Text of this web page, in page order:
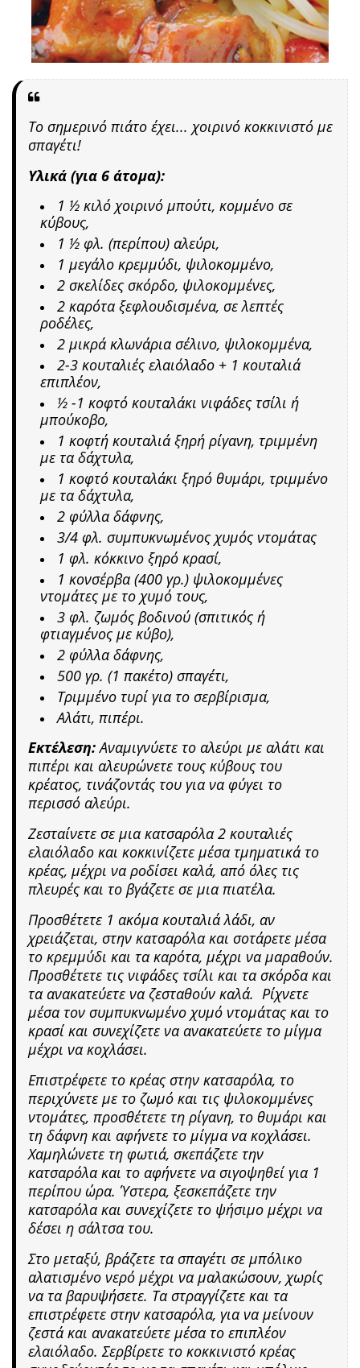
Το σημερινό πιάτο έχει... χοιρινό κοκκινιστό με
σπαγέτι!
Υλικά (για 6 άτομα):
1 ½ κιλό χοιρινό μπούτι, κομμένο σε
κύβους,
1 ½ φλ. (περίπου) αλεύρι,
1 μεγάλο κρεμμύδι, ψιλοκομμένο,
2 σκελίδες σκόρδο, ψιλοκομμένες,
2 καρότα ξεφλουδισμένα, σε λεπτές
ροδέλες,
2 μικρά κλωνάρια σέλινο, ψιλοκομμένα,
2-3 κουταλιές ελαιόλαδο + 1 κουταλιά
επιπλέον,
½ -1 κοφτό κουταλάκι νιφάδες τσίλι ή
μπούκοβο,
1 κοφτή κουταλιά ξηρή ρίγανη, τριμμένη
με τα δάχτυλα,
1 κοφτό κουταλάκι ξηρό θυμάρι, τριμμένο
με τα δάχτυλα,
2 φύλλα δάφνης,
3/4 φλ. συμπυκνωμένος χυμός ντομάτας
1 φλ. κόκκινο ξηρό κρασί,
1 κονσέρβα (400 γρ.) ψιλοκομμένες
ντομάτες με το χυμό τους,
3 φλ. ζωμός βοδινού (σπιτικός ή
φτιαγμένος με κύβο),
2 φύλλα δάφνης,
500 γρ. (1 πακέτο) σπαγέτι,
Τριμμένο τυρί για το σερβίρισμα,
Αλάτι, πιπέρι.
Εκτέλεση:Αναμιγνύετε το αλεύρι με αλάτι και
πιπέρι και αλευρώνετε τους κύβους του
κρέατος, τινάζοντάς του για να φύγει το
περισσό αλεύρι.
Ζεσταίνετε σε μια κατσαρόλα 2 κουταλιές
ελαιόλαδο και κοκκινίζετε μέσα τμηματικά το
κρέας, μέχρι να ροδίσει καλά, από όλες τις
πλευρές και το βγάζετε σε μια πιατέλα.
Προσθέτετε 1 ακόμα κουταλιά λάδι, αν
χρειάζεται, στην κατσαρόλα και σοτάρετε μέσα
το κρεμμύδι και τα καρότα, μέχρι να μαραθούν.
Προσθέτετε τις νιφάδες τσίλι και τα σκόρδα και
τα ανακατεύετε να ζεσταθούν καλά. Ρίχνετε
μέσα τον συμπυκνωμένο χυμό ντομάτας και το
κρασί και συνεχίζετε να ανακατεύετε το μίγμα
μέχρι να κοχλάσει.
Επιστρέφετε το κρέας στην κατσαρόλα, το
περιχύνετε με το ζωμό και τις ψιλοκομμένες
ντομάτες, προσθέτετε τη ρίγανη, το θυμάρι και
τη δάφνη και αφήνετε το μίγμα να κοχλάσει.
Χαμηλώνετε τη φωτιά, σκεπάζετε την
κατσαρόλα και το αφήνετε να σιγοψηθεί για 1
περίπου ώρα. Ύστερα, ξεσκεπάζετε την
κατσαρόλα και συνεχίζετε το ψήσιμο μέχρι να
δέσει η σάλτσα του.
Στο μεταξύ, βράζετε τα σπαγέτι σε μπόλικο
αλατισμένο νερό μέχρι να μαλακώσουν, χωρίς
να τα βαρυψήσετε. Τα στραγγίζετε και τα
επιστρέφετε στην κατσαρόλα, για να μείνουν
ζεστά και ανακατεύετε μέσα το επιπλέον
ελαιόλαδο. Σερβίρετε το κοκκινιστό κρέας